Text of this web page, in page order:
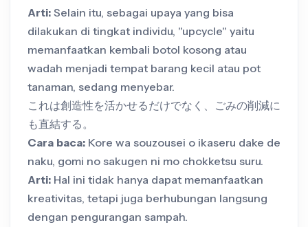
Arti: Selain itu, sebagai upaya yang bisa
dilakukan di tingkat individu, "upcycle" yaitu
memanfaatkan kembali botol kosong atau
wadah menjadi tempat barang kecil atau pot
tanaman, sedang menyebar.
これは創造性を活かせるだけでなく、ごみの削減に
も直結する。
Cara baca: Kore wa souzousei o ikaseru dake de
naku, gomi no sakugen ni mo chokketsu suru.
Arti: Hal ini tidak hanya dapat memanfaatkan
kreativitas, tetapi juga berhubungan langsung
dengan pengurangan sampah.